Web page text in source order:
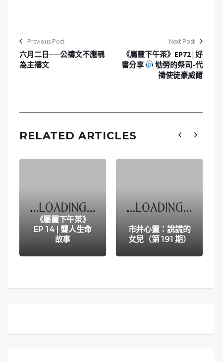
Previous Post
六月二日──公禱文不應稱
為主禱文
Next Post
《屬靈下午茶》EP72 | 好
書分享
劬勞的祭司-代
禱使徒豪威爾
RELATED ARTICLES
《屬靈下午茶》
EP 14 | 聾人生命
故事
市井心靈：說謊的
女兒（第 191 期）